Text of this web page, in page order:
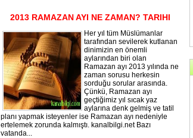
2013 RAMAZAN AYI NE ZAMAN? TARIHI
Her yıl tüm Müslümanlar
tarafından sevilerek kutlanan
dinimizin en önemli
aylarından biri olan
Ramazan ayı 2013 yılında ne
zaman sorusu herkesin
sorduğu sorular arasında.
Çünkü, Ramazan ayı
geçtiğimiz yıl sıcak yaz
aylarına denk gelmiş ve tatil
planı yapmak isteyenler ise Ramazan ayı nedeniyle
ertelemek zorunda kalmıştı. kanalbilgi.net Bazı
vatanda...